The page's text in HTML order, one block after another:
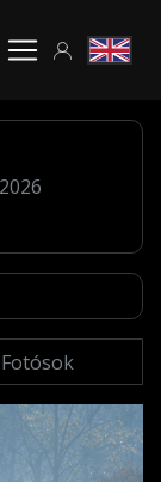
Fotósok